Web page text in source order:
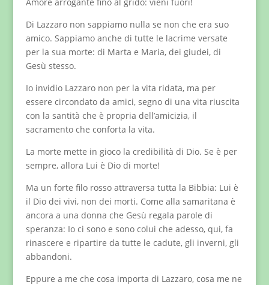
Di Lazzaro non sappiamo nulla se non che era suo
amico. Sappiamo anche di tutte le lacrime versate
per la sua morte: di Marta e Maria, dei giudei, di
Gesù stesso.
Io invidio Lazzaro non per la vita ridata, ma per
essere circondato da amici, segno di una vita riuscita
con la santità che è propria dell’amicizia, il
sacramento che conforta la vita.
La morte mette in gioco la credibilità di Dio. Se è per
sempre, allora Lui è Dio di morte!
Ma un forte filo rosso attraversa tutta la Bibbia: Lui è
il Dio dei vivi, non dei morti. Come alla samaritana è
ancora a una donna che Gesù regala parole di
speranza: Io ci sono e sono colui che adesso, qui, fa
rinascere e ripartire da tutte le cadute, gli inverni, gli
abbandoni.
Eppure a me che cosa importa di Lazzaro, cosa me ne